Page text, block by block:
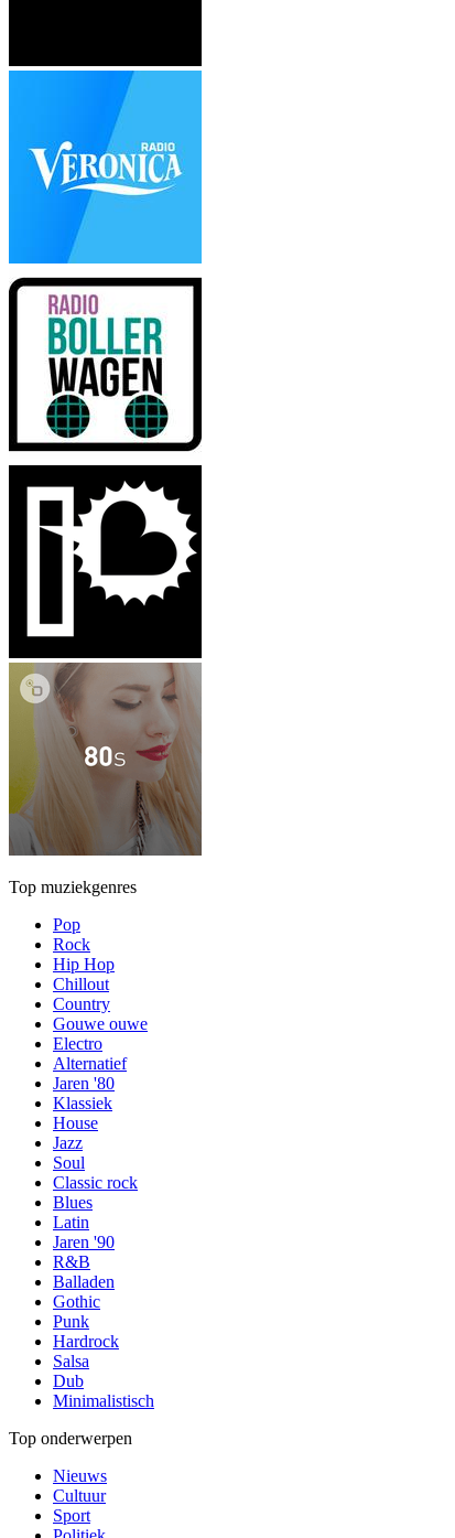
Top muziekgenres
Pop
Rock
Hip Hop
Chillout
Country
Gouwe ouwe
Electro
Alternatief
Jaren '80
Klassiek
House
Jazz
Soul
Classic rock
Blues
Latin
Jaren '90
R&B
Balladen
Gothic
Punk
Hardrock
Salsa
Dub
Minimalistisch
Top onderwerpen
Nieuws
Cultuur
Sport